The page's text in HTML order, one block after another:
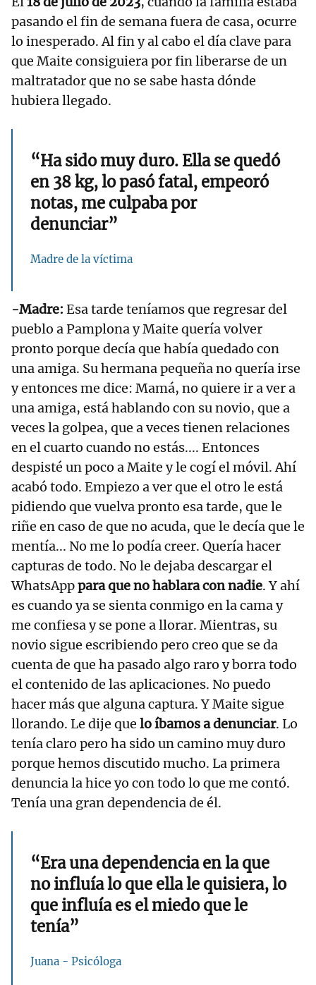
pasando el fin de semana fuera de casa, ocurre
lo inesperado. Al fin y al cabo el día clave para
que Maite consiguiera por fin liberarse de un
maltratador que no se sabe hasta dónde
hubiera llegado.
“Ha sido muy duro. Ella se quedó
en 38 kg, lo pasó fatal, empeoró
notas, me culpaba por
denunciar”
Madre de la víctima
-Madre: Esa tarde teníamos que regresar del
pueblo a Pamplona y Maite quería volver
pronto porque decía que había quedado con
una amiga. Su hermana pequeña no quería irse
y entonces me dice: Mamá, no quiere ir a ver a
una amiga, está hablando con su novio, que a
veces la golpea, que a veces tienen relaciones
en el cuarto cuando no estás.... Entonces
despisté un poco a Maite y le cogí el móvil. Ahí
acabó todo. Empiezo a ver que el otro le está
pidiendo que vuelva pronto esa tarde, que le
riñe en caso de que no acuda, que le decía que le
mentía... No me lo podía creer. Quería hacer
capturas de todo. No le dejaba descargar el
WhatsApppara que no hablara con nadie. Y ahí
es cuando ya se sienta conmigo en la cama y
me confiesa y se pone a llorar. Mientras, su
novio sigue escribiendo pero creo que se da
cuenta de que ha pasado algo raro y borra todo
el contenido de las aplicaciones. No puedo
hacer más que alguna captura. Y Maite sigue
llorando. Le dije que lo íbamos a denunciar. Lo
tenía claro pero ha sido un camino muy duro
porque hemos discutido mucho. La primera
denuncia la hice yo con todo lo que me contó.
Tenía una gran dependencia de él.
“Era una dependencia en la que
no influía lo que ella le quisiera, lo
que influía es el miedo que le
tenía”
Juana - Psicóloga